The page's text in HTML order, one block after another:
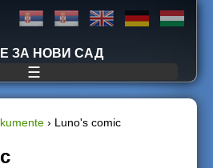
to navigation
ЗА НОВИ САД
☰
› Luno's comic